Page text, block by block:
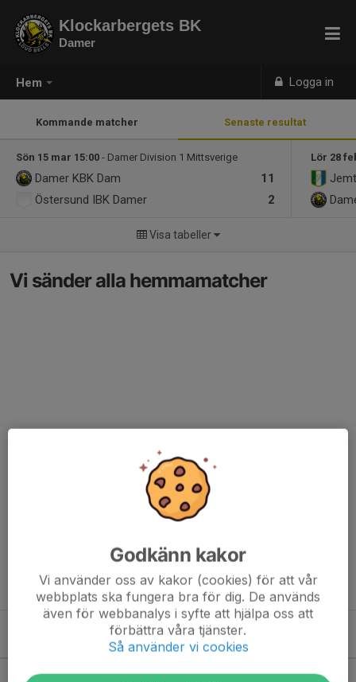
Hem Logga in
Klockarbergets BK
Damer
Kommande matcher Senaste resultat
Sön 15 mar 15:00 - Damer Division 1 Mittsverige
11
Damer KBK Dam
2
Östersund IBK Damer
Lör 28
Visa tabeller
Vi sänder alla hemmamatcher
Kommande aktiviteter
Tis 11/8 Styrelsemöte
Godkänn kakor
Vi använder oss av kakor (cookies) för att vår
webbplats ska fungera bra för dig. De används
även för webbanalys i syfte att hjälpa oss att
förbättra våra tjänster.
Så använder vi cookies